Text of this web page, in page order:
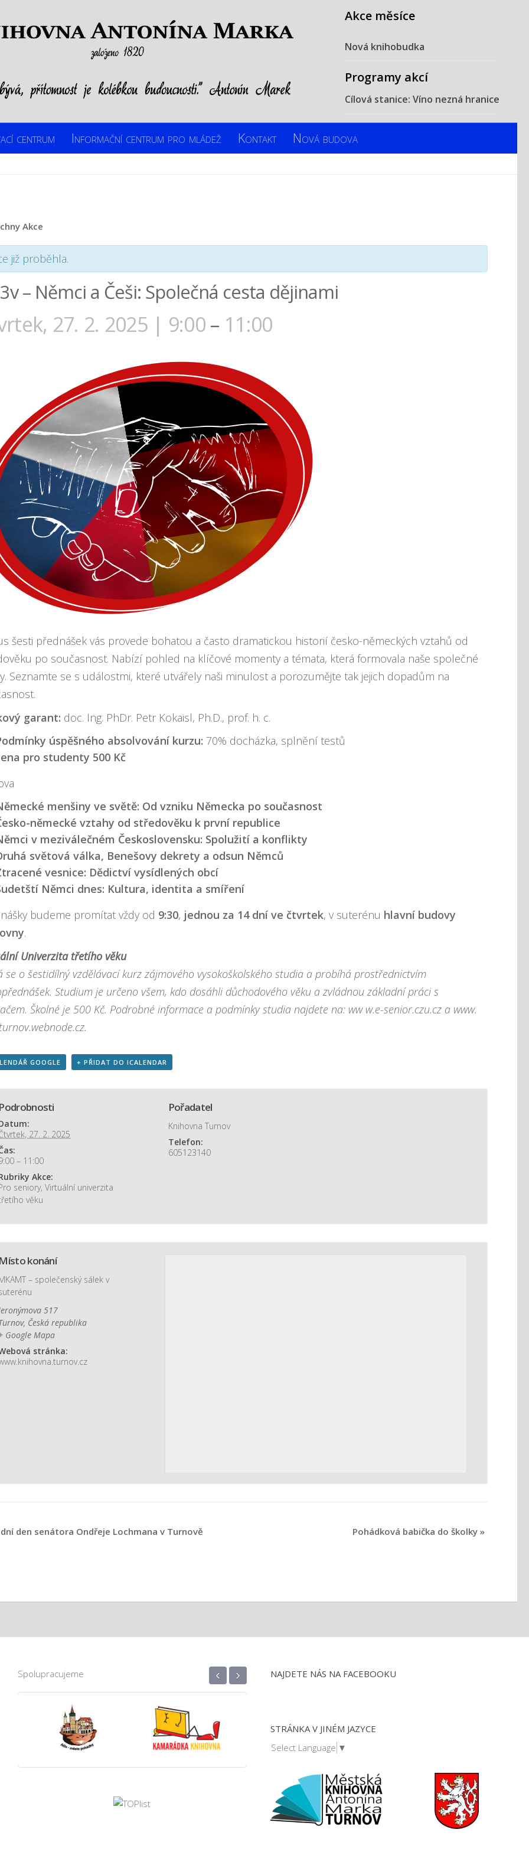
Akce měsíce
Nová knihobudka
Programy akcí
Cílová stanice: Víno nezná hranice
centrum Informační centrum pro mládež Kontakt Nová budova
Akce
již proběhla.
– Němci a Češi: Společná cesta dějinami
27. 2. 2025 | 9:00– 11:00
šesti přednášek vás provede bohatou a často dramatickou historií česko-německých vztahů od
po současnost. Nabízí pohled na klíčové momenty a témata, která formovala naše společné
Seznamte se s událostmi, které utvářely naši minulost a porozumějte tak jejich dopadům na
garant: doc. Ing. PhDr. Petr Kokaisl, Ph.D., prof. h. c.
úspěšného absolvování kurzu: 70% docházka, splnění testů
pro studenty 500 Kč
menšiny ve světě: Od vzniku Německa po současnost
německé vztahy od středověku k první republice
v meziválečném Československu: Spolužití a konflikty
světová válka, Benešovy dekrety a odsun Němců
vesnice: Dědictví vysídlených obcí
Němci dnes: Kultura, identita a smíření
budeme promítat vždy od 9:30, jednou za 14 dní ve čtvrtek, v suterénu hlavní budovy
.
Univerzita třetího věku
se o šestidílný vzdělávací kurz zájmového vysokoškolského studia a probíhá prostřednictvím
Studium je určeno všem, kdo dosáhli důchodového věku a zvládnou základní práci s
Školné je 500 Kč. Podrobné informace a podmínky studia najdete na: ww w.e-senior.czu.cz a www.
.
GOOGLE + PŘIDAT DO ICALENDAR
27. 2. 2025
– 11:00
Akce:
seniory,Virtuální univerzita
věku
Pořadatel
Knihovna Turnov
Telefon:
605123140
konání
– společenský sálek v
517
, Česká republika
Google Mapa
stránka:
den senátora Ondřeje Lochmana v Turnově Pohádková babička do školky »
Spolupracujeme ‹ › NAJDETE NÁS NA FACEBOOKU
STRÁNKA V JINÉM JAZYCE
Select Language ▼